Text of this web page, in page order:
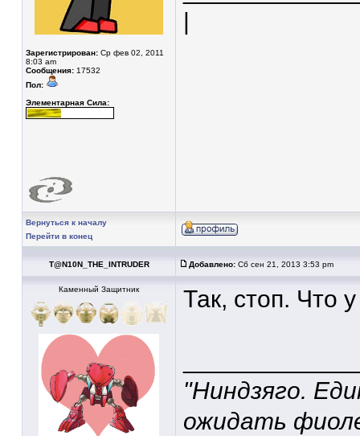
Зарегистрирован: Ср фев 02, 2011
8:03 am
Сообщения: 17532
Пол:
Элементарная Сила:
|
Вернуться к началу
Перейти в конец
T@N10N_THE_INTRUDER Добавлено: Сб сен 21, 2013 3:53 pm
Каменный Защитник Так, стоп. Что
"Ниндзяго.
ожидать